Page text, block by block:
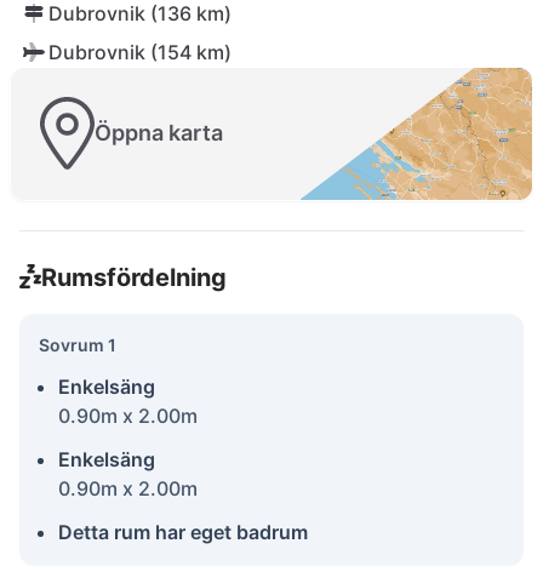
Dubrovnik (136 km)
Dubrovnik (154 km)
Öppna karta
Rumsfördelning
Sovrum 1
Enkelsäng
0.90m x 2.00m
Enkelsäng
0.90m x 2.00m
Detta rum har eget badrum